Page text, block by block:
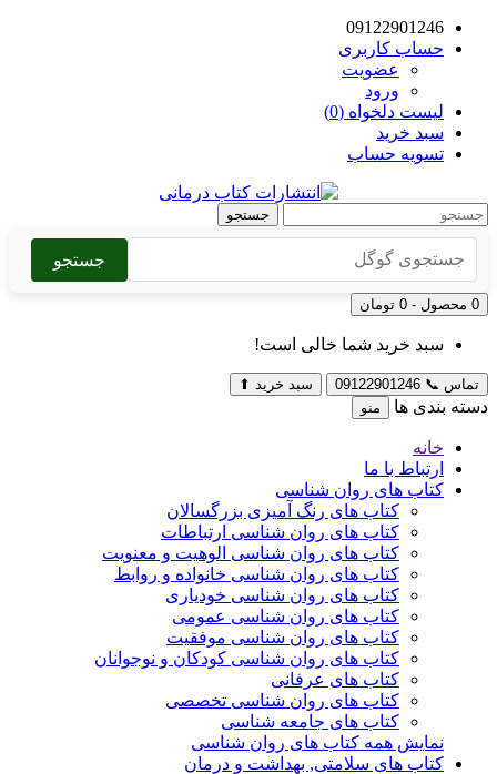
09122901246
حساب کاربری
عضویت
ورود
لیست دلخواه (0)
سبد خرید
تسویه حساب
جستجو
جستجو
0 محصول - 0 تومان
سبد خرید شما خالی است!
تماس 📞
09122901246 سبد خرید ⬆
دسته بندی ها منو
خانه
ارتباط با ما
کتاب های روان شناسی
کتاب های رنگ آمیزی بزرگسالان
کتاب های روان شناسی ارتباطات
کتاب های روان شناسی الوهیت و معنویت
کتاب های روان شناسی خانواده و روابط
کتاب های روان شناسی خودیاری
کتاب های روان شناسی عمومی
کتاب های روان شناسی موفقیت
کتاب های روان شناسی کودکان و نوجوانان
کتاب های عرفانی
کتاب های روان شناسی تخصصی
کتاب های جامعه شناسی
نمایش همه کتاب های روان شناسی
کتاب های سلامتی, بهداشت و درمان